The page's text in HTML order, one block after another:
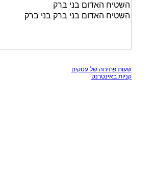
השטיח האדום בני ברק
השטיח האדום בני ברק בני ברק
שעות פתיחה של עסקים
קניות באינטרנט